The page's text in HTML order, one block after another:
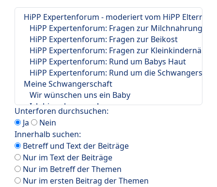
Unterforen durchsuchen:
Ja
Nein
Innerhalb suchen:
Betreff und Text der Beiträge
Nur im Text der Beiträge
Nur im Betreff der Themen
Nur im ersten Beitrag der Themen